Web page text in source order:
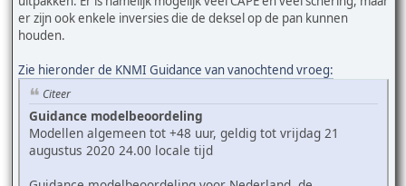
er zijn ook enkele inversies die de deksel op de pan kunnen
houden.
Zie hieronder de KNMI Guidance van vanochtend vroeg:
Citeer
Guidance modelbeoordeling
Modellen algemeen tot +48 uur, geldig tot vrijdag 21
augustus 2020 24.00 locale tijd